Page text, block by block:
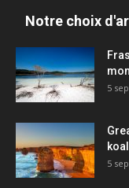
Notre choix
5
5